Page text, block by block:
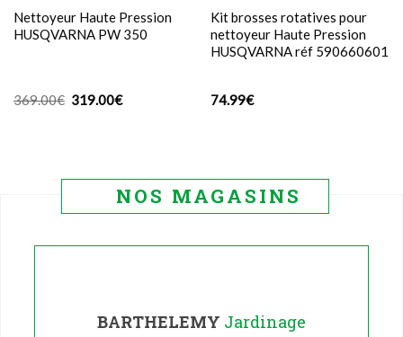
Nettoyeur Haute Pression
HUSQVARNA PW 350
369.00€ Le
prix
319.00€Le
prix
Kit brosses rotatives pour
nettoyeur Haute Pression
HUSQVARNA réf 590660601
74.99€
NOS MAGASINS
BARTHELEMY Jardinage